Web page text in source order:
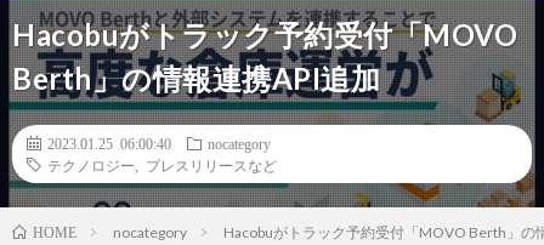
Hacobuがトラック予約受付「MOVO
Berth」の情報連携API追加
2023.01.25 06:00:40
nocategory
テクノロジー
プレスリリースなど
HOME nocategory Hacobuがトラック予約受付「MOVO Berth」の